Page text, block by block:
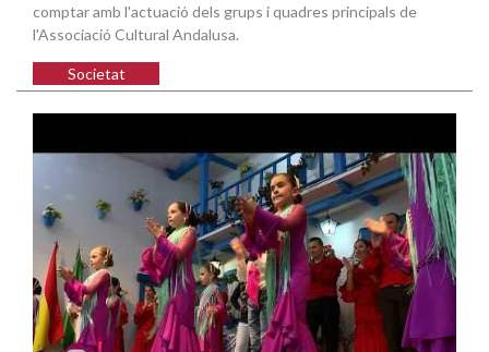
comptar amb l'actuació dels grups i quadres principals de
l'Associació Cultural Andalusa.
Societat